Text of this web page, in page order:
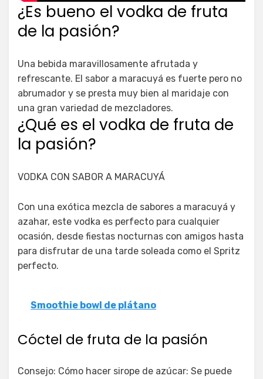
¿Es bueno el vodka de fruta
de la pasión?
Una bebida maravillosamente afrutada y
refrescante. El sabor a maracuyá es fuerte pero no
abrumador y se presta muy bien al maridaje con
una gran variedad de mezcladores.
¿Qué es el vodka de fruta de
la pasión?
VODKA CON SABOR A MARACUYÁ
Con una exótica mezcla de sabores a maracuyá y
azahar, este vodka es perfecto para cualquier
ocasión, desde fiestas nocturnas con amigos hasta
para disfrutar de una tarde soleada como el Spritz
perfecto.
Smoothie bowl de plátano
Cóctel de fruta de la pasión
Consejo: Cómo hacer sirope de azúcar: Se puede